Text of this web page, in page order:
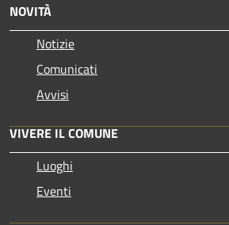
NOVITÀ
Notizie
Comunicati
Avvisi
VIVERE IL COMUNE
Luoghi
Eventi